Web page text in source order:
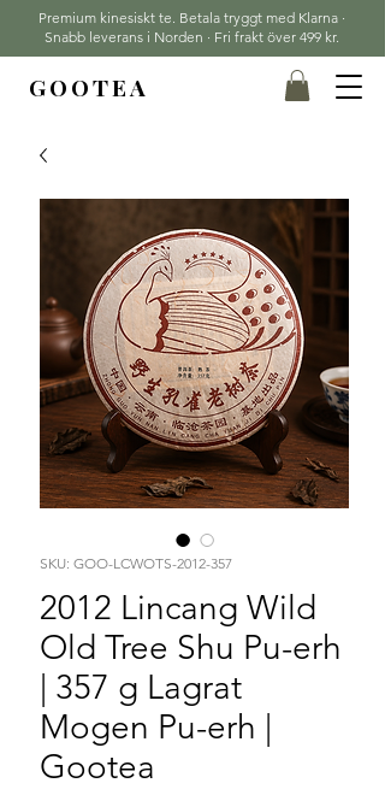
Premium kinesiskt te. Betala tryggt med Klarna ·
Snabb leverans i Norden · Fri frakt över 499 kr.
GOOTEA
SKU: GOO-LCWOTS-2012-357
2012 Lincang Wild
Old Tree Shu Pu-erh
| 357 g Lagrat
Mogen Pu-erh |
Gootea